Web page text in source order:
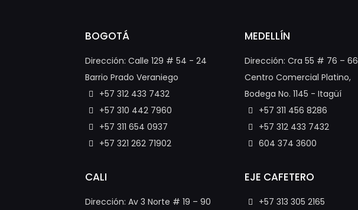
BOGOTÁ
Dirección: Calle 129 # 54 - 24
Barrio Prado Veraniego
+57 312 433 7432
+57 310 442 7960
+57 311 654 0937
+57 321 262 71902
CALI
Dirección: Av 3 Norte # 19 – 90
MEDELLÍN
Dirección: Cra 55 # 76 – 66
Centro Comercial Platino,
Bodega No. 1145 - Itagüí
+57 311 456 8286
+57 312 433 7432
604 374 3600
EJE CAFETERO
+57 313 305 2165